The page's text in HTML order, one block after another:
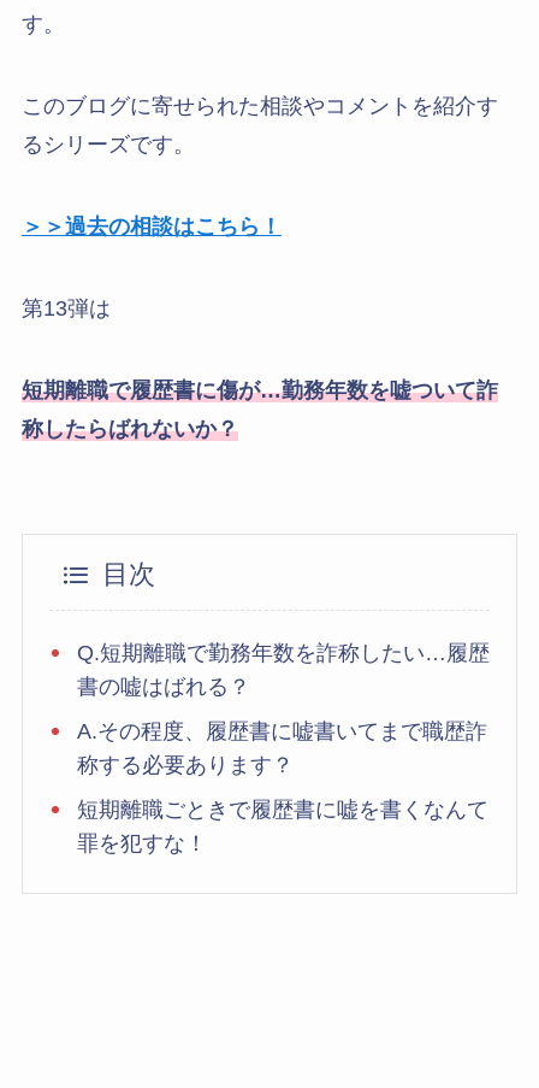
す。
このブログに寄せられた相談やコメントを紹介す
るシリーズです。
＞＞過去の相談はこちら！
第13弾は
短期離職で履歴書に傷が…勤務年数を嘘ついて詐
称したらばれないか？
目次
Q.短期離職で勤務年数を詐称したい…履歴
書の嘘はばれる？
A.その程度、履歴書に嘘書いてまで職歴詐
称する必要あります？
短期離職ごときで履歴書に嘘を書くなんて
罪を犯すな！